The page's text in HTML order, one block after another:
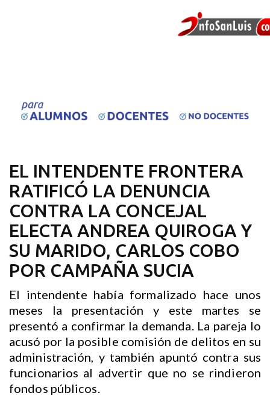
EL INTENDENTE FRONTERA
RATIFICÓ LA DENUNCIA
CONTRA LA CONCEJAL
ELECTA ANDREA QUIROGA Y
SU MARIDO, CARLOS COBO
POR CAMPAÑA SUCIA
El intendente había formalizado hace unos
meses la presentación y este martes se
presentó a confirmar la demanda. La pareja lo
acusó por la posible comisión de delitos en su
administración, y también apuntó contra sus
funcionarios al advertir que no se rindieron
fondos públicos.